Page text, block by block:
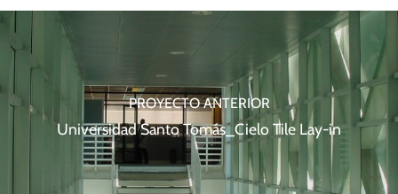
PROYECTO ANTERIOR
Universidad Santo Tomás_Cielo Tile Lay-in